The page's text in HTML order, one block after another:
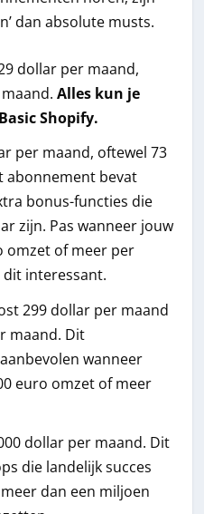
dan absolute musts.
dollar per maand,
Alles kun je
Shopify.
per maand, oftewel 73
abonnement bevat
bonus-functies die
zijn. Pas wanneer jouw
omzet of meer per
interessant.
299 dollar per maand
maand. Dit
wanneer
euro omzet of meer
dollar per maand. Dit
die landelijk succes
dan een miljoen